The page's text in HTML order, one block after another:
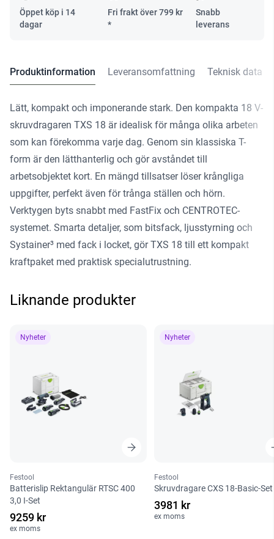
Öppet köp i 14
dagar
Fri frakt över799 kr
*
Snabb
leverans
Produktinformation Leveransomfattning Teknisk data
Lätt, kompakt och imponerande stark. Den kompakta 18 V-
skruvdragaren TXS 18 är idealisk för många olika arbeten
som kan förekomma varje dag. Genom sin klassiska T-
form är den lätthanterlig och gör avståndet till
arbetsobjektet kort. En mängd tillsatser löser krångliga
uppgifter, perfekt även för trånga ställen och hörn.
Verktygen byts snabbt med FastFix och CENTROTEC-
systemet. Smarta detaljer, som bitsfack, ljusstyrning och
Systainer³ med fack i locket, gör TXS 18 till ett kompakt
kraftpaket med praktisk specialutrustning.
Liknande produkter
Nyheter
Festool
Batterislip Rektangulär RTSC 400
3,0 I-Set
9259 kr
ex moms
Nyheter
Festool
Skruvdragare CXS 18-Basic-Set
3981 kr
ex moms